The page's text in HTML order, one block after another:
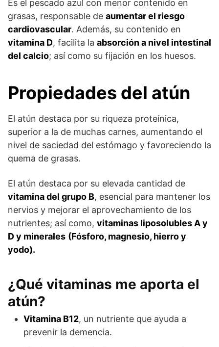
Es el pescado azul con menor contenido en
grasas, responsable de aumentar el riesgo
cardiovascular. Además, su contenido en
vitamina D, facilita la absorción a nivel intestinal
del calcio; así como su fijación en los huesos.
Propiedades del atún
El atún destaca por su riqueza proteínica,
superior a la de muchas carnes, aumentando el
nivel de saciedad del estómago y favoreciendo la
quema de grasas.
El atún destaca por su elevada cantidad de
vitamina del grupo B, esencial para mantener los
nervios y mejorar el aprovechamiento de los
nutrientes; así como, vitaminas liposolubles A y
D y minerales (Fósforo, magnesio, hierro y
yodo).
¿Qué vitaminas me aporta el
atún?
Vitamina B12, un nutriente que ayuda a
prevenir la demencia.